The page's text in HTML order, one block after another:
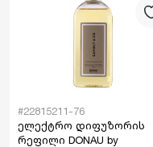
#22815211-76
ელექტრო დიფუზორის
რეფილი DONAU by